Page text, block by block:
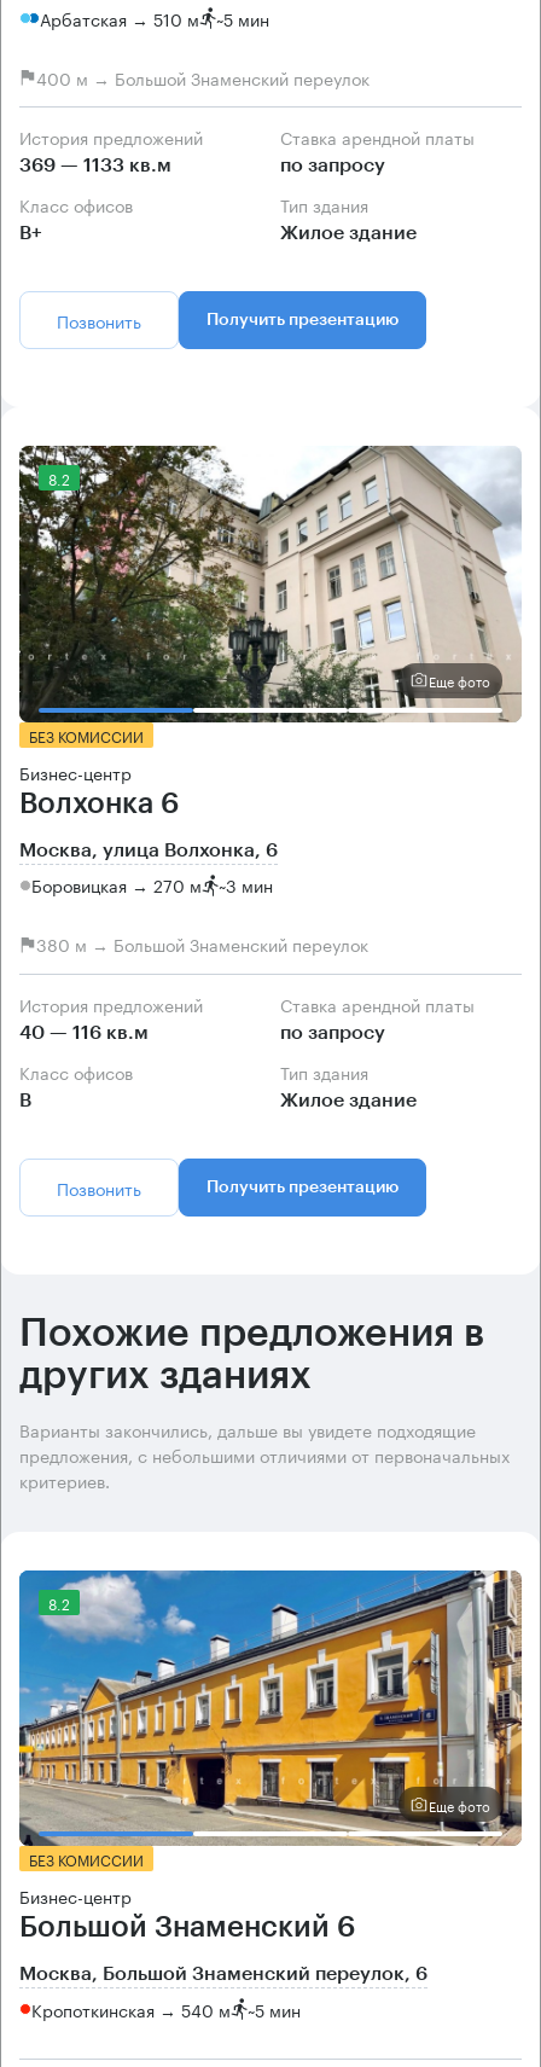
Арбатская → 510 м ~5 мин
400 м → Большой Знаменский переулок
История предложений
369 — 1133 кв.м
Ставка арендной платы
по запросу
Класс офисов
B+
Тип здания
Жилое здание
Позвонить Получить презентацию
8.2
Еще фото
БЕЗ КОМИССИИ
Бизнес-центр
Волхонка 6
Москва, улица Волхонка, 6
Боровицкая → 270 м ~3 мин
380 м → Большой Знаменский переулок
История предложений
40 — 116 кв.м
Ставка арендной платы
по запросу
Класс офисов
B
Тип здания
Жилое здание
Позвонить Получить презентацию
Похожие предложения в
других зданиях
Варианты закончились, дальше вы увидете подходящие
предложения, с небольшими отличиями от первоначальных
критериев.
8.2
Еще фото
БЕЗ КОМИССИИ
Бизнес-центр
Большой Знаменский 6
Москва, Большой Знаменский переулок, 6
Кропоткинская → 540 м ~5 мин